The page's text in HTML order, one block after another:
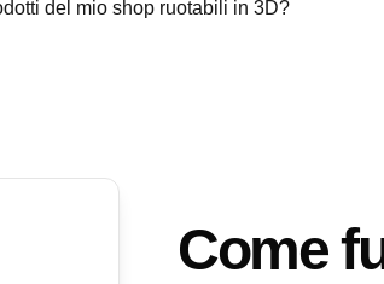
del mio shop ruotabili in 3D?
Come